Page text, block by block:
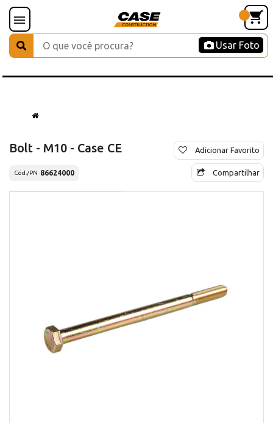
Usar Foto
Bolt - M10 - Case CE
Cód./PN 86624000
Adicionar Favorito
Compartilhar